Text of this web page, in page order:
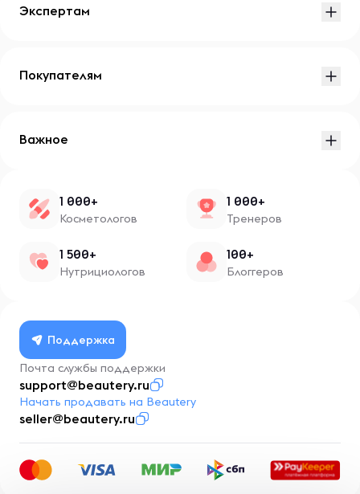
Экспертам
Покупателям
Важное
1 000+
Косметологов
1 000+
Тренеров
1 500+
Нутрициологов
100+
Блоггеров
Поддержка
Почта службы поддержки
support@beautery.ru
Начать продавать на Beautery
seller@beautery.ru